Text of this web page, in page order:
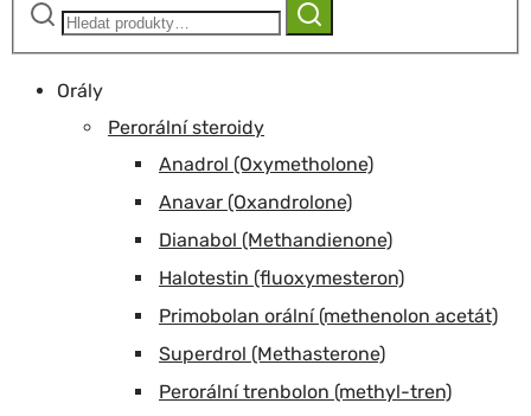
Hledat
Orály
Perorální steroidy
Anadrol (Oxymetholone)
Anavar (Oxandrolone)
Dianabol (Methandienone)
Halotestin (fluoxymesteron)
Primobolan orální (methenolon acetát)
Superdrol (Methasterone)
Perorální trenbolon (methyl-tren)